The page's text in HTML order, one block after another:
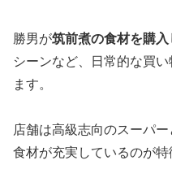
勝男が筑前煮の食材を購入
シーンなど、日常的な買
ます。
店舗は高級志向のスーパ
食材が充実しているのが特